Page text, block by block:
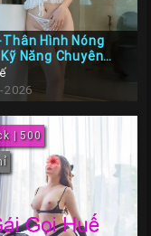
Thân Hình Nóng
Năng Chuyên
2026
| 500